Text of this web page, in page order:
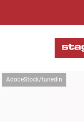
AdobeStock/tunedin